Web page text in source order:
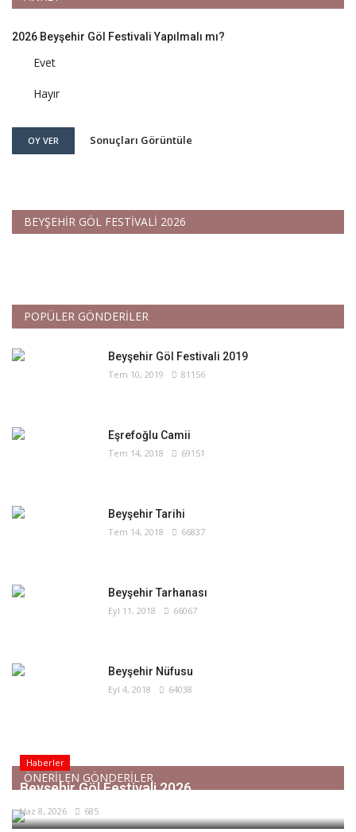
2026 Beyşehir Göl Festivali Yapılmalı mı?
Evet
Hayır
OY VER Sonuçları Görüntüle
BEYŞEHİR GÖL FESTİVALİ 2026
POPÜLER GÖNDERİLER
Beyşehir Göl Festivali 2019
Tem 10, 2019 81156
Eşrefoğlu Camii
Tem 14, 2018 69151
Beyşehir Tarihi
Tem 14, 2018 66837
Beyşehir Tarhanası
Eyl 11, 2018 66067
Beyşehir Nüfusu
Eyl 4, 2018 64038
ÖNERİLEN GÖNDERİLER
Haberler
Beyşehir Göl Festivali 2026
Haz 8, 2026 685